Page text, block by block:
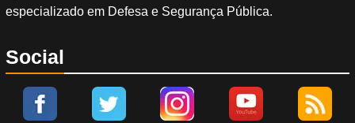
especializado em Defesa e Segurança Pública.
Social